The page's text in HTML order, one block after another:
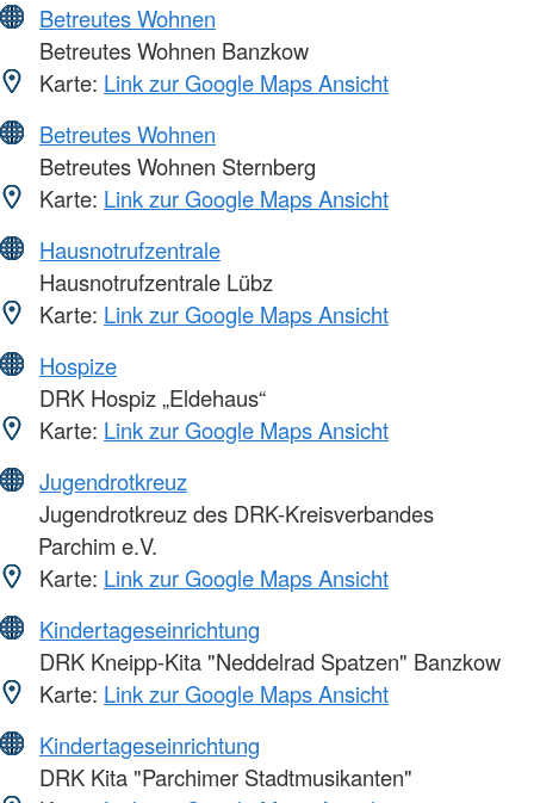
Betreutes Wohnen
Betreutes Wohnen Banzkow
Karte: Link zur Google Maps Ansicht
Betreutes Wohnen
Betreutes Wohnen Sternberg
Karte: Link zur Google Maps Ansicht
Hausnotrufzentrale
Hausnotrufzentrale Lübz
Karte: Link zur Google Maps Ansicht
Hospize
DRK Hospiz „Eldehaus“
Karte: Link zur Google Maps Ansicht
Jugendrotkreuz
Jugendrotkreuz des DRK-Kreisverbandes
Parchim e.V.
Karte: Link zur Google Maps Ansicht
Kindertageseinrichtung
DRK Kneipp-Kita "Neddelrad Spatzen" Banzkow
Karte: Link zur Google Maps Ansicht
Kindertageseinrichtung
DRK Kita "Parchimer Stadtmusikanten"